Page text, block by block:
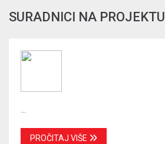
SURADNICI NA PROJEKTU
...
PROČITAJ VIŠE